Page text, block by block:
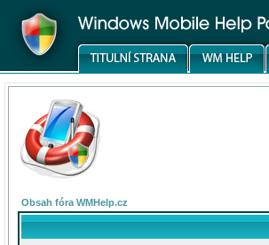
Obsah fóra WMHelp.cz